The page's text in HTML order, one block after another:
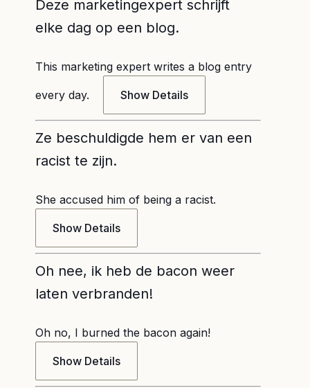
Deze marketingexpert schrijft
elke dag op een blog.
This marketing expert writes a blog entry
every day. Show Details
Ze beschuldigde hem er van een
racist te zijn.
She accused him of being a racist.
Show Details
Oh nee, ik heb de bacon weer
laten verbranden!
Oh no, I burned the bacon again!
Show Details